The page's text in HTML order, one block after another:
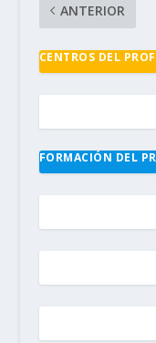
ANTERIOR
CENTROS DEL
FORMACIÓN DEL